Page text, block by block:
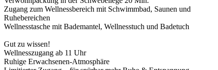
Zugang zum Wellnessbereich mit Schwimmbad, Saunen und
Ruhebereichen
Wellnesstasche mit Bademantel, Wellnesstuch und Badetuch
Gut zu wissen!
Wellnesszugang ab 11 Uhr
Ruhige Erwachsenen-Atmosphäre